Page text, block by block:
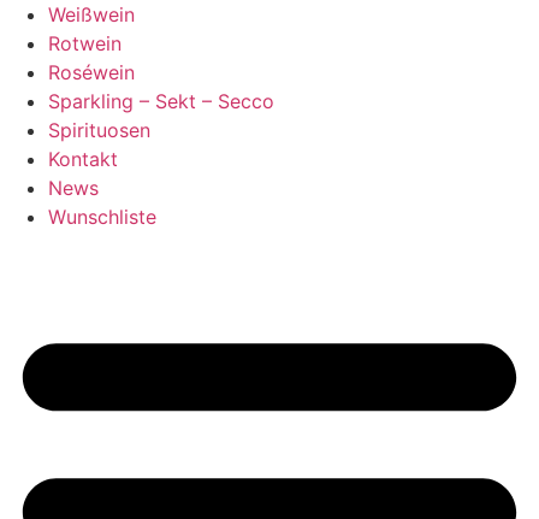
Zum
Inhalt
springen
Weißwein
Rotwein
Roséwein
Sparkling – Sekt – Secco
Spirituosen
Kontakt
News
Wunschliste